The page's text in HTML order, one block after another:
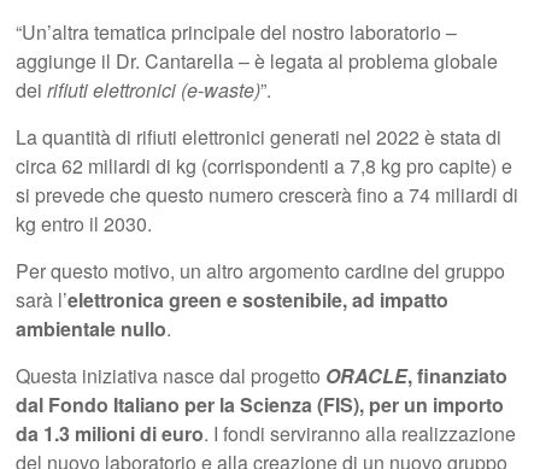
“Un’altra tematica principale del nostro laboratorio –
aggiunge il Dr. Cantarella – è legata al problema globale
deirifiuti elettronici (e-waste)”.
La quantità di rifiuti elettronici generati nel 2022 è stata di
circa 62 miliardi di kg (corrispondenti a 7,8 kg pro capite) e
si prevede che questo numero crescerà fino a 74 miliardi di
kg entro il 2030.
Per questo motivo, un altro argomento cardine del gruppo
sarà l’elettronicagreen e sostenibile, ad impatto
ambientale nullo.
Questa iniziativa nasce dal progetto ORACLE, finanziato
dal Fondo Italiano per la Scienza (FIS), per un importo
da 1.3 milioni di euro. I fondi serviranno alla realizzazione
del nuovo laboratorio e alla creazione di un nuovo gruppo